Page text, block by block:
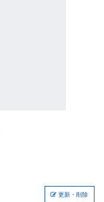
更新・削除